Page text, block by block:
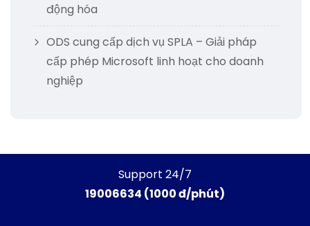
động hóa
ODS cung cấp dịch vụ SPLA – Giải pháp
cấp phép Microsoft linh hoạt cho doanh
nghiệp
Support 24/7
19006634 (1000 đ/phút)